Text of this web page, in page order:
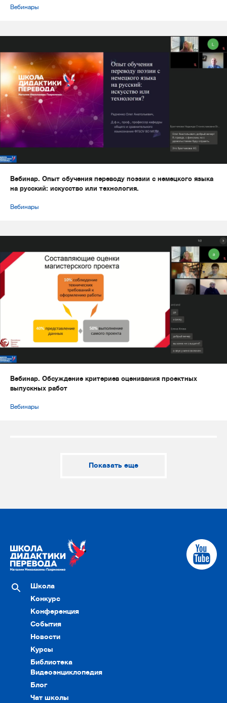
Вебинары
Вебинар. Опыт обучения переводу поэзии с немецкого языка
на русский: искусство или технология.
Вебинары
Вебинар. Обсуждение критериев оценивания проектных
выпускных работ
Вебинары
Показать еще
Школа
Конкурс
Конференция
События
Новости
Курсы
Библиотека
Видеоэнциклопедия
Блог
Чат школы